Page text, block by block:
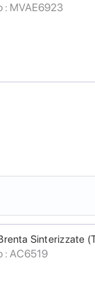
: MVAE6923
Sinterizzate
: AC6519